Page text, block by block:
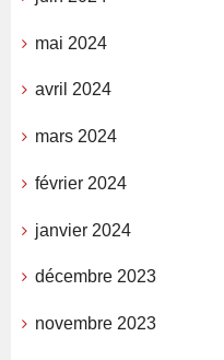
mai 2024
avril 2024
mars 2024
février 2024
janvier 2024
décembre 2023
novembre 2023